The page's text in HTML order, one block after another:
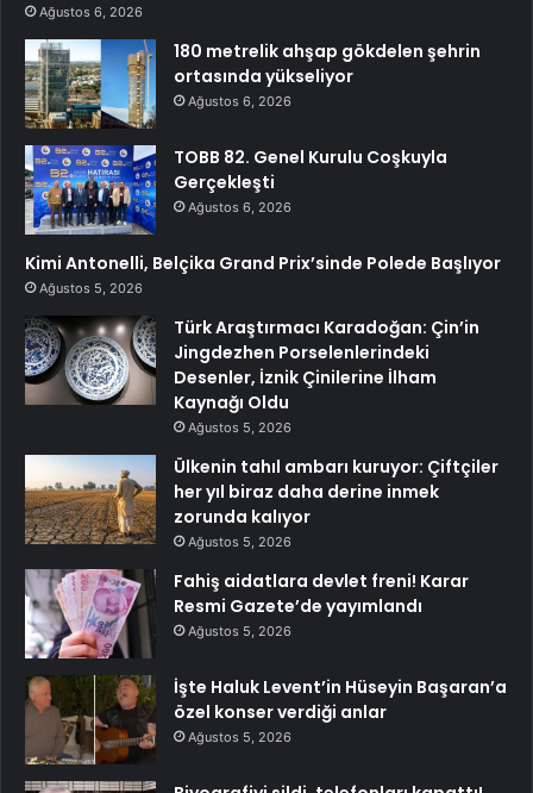
Ağustos 6, 2026
180 metrelik ahşap gökdelen şehrin
ortasında yükseliyor
Ağustos 6, 2026
TOBB 82. Genel Kurulu Coşkuyla
Gerçekleşti
Ağustos 6, 2026
Kimi Antonelli, Belçika Grand Prix’sinde Polede Başlıyor
Ağustos 5, 2026
Türk Araştırmacı Karadoğan: Çin’in
Jingdezhen Porselenlerindeki
Desenler, İznik Çinilerine İlham
Kaynağı Oldu
Ağustos 5, 2026
Ülkenin tahıl ambarı kuruyor: Çiftçiler
her yıl biraz daha derine inmek
zorunda kalıyor
Ağustos 5, 2026
Fahiş aidatlara devlet freni! Karar
Resmi Gazete’de yayımlandı
Ağustos 5, 2026
İşte Haluk Levent’in Hüseyin Başaran’a
özel konser verdiği anlar
Ağustos 5, 2026